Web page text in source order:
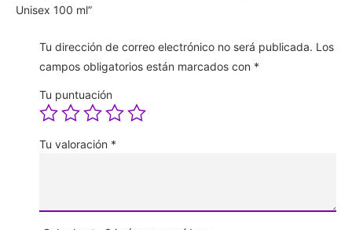
Unisex 100 ml”
Tu dirección de correo electrónico no será publicada. Los
campos obligatorios están marcados con *
Tu puntuación
Tu valoración *